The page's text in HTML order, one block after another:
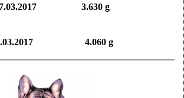
3.630 g
4.060 g